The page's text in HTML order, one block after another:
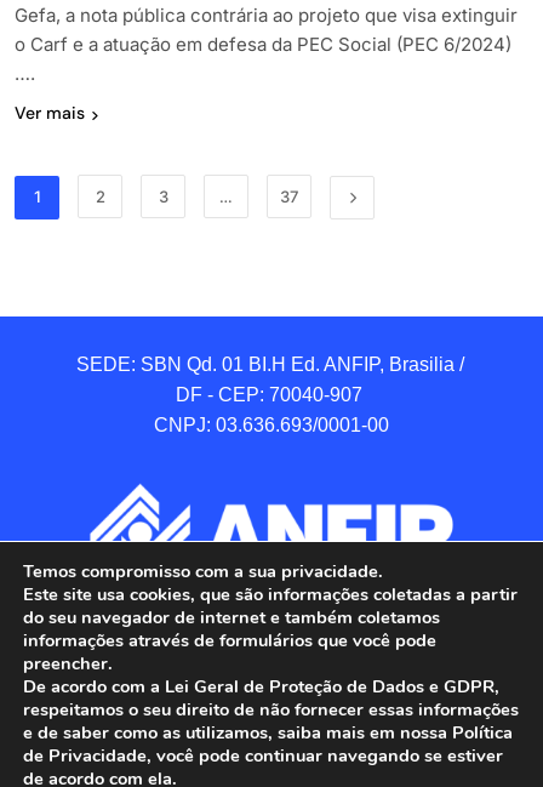
Gefa, a nota pública contrária ao projeto que visa extinguir
o Carf e a atuação em defesa da PEC Social (PEC 6/2024)
….
Ver mais
1 2 3 … 37
SEDE: SBN Qd. 01 BI.H Ed. ANFIP, Brasilia /
DF - CEP: 70040-907
CNPJ: 03.636.693/0001-00
ANFIP - Associação Nacional dos Auditores
Temos compromisso com a sua privacidade.
Este site usa cookies, que são informações coletadas a partir
do seu navegador de internet e também coletamos
informações através de formulários que você pode
preencher.
De acordo com a Lei Geral de Proteção de Dados e GDPR,
respeitamos o seu direito de não fornecer essas informações
e de saber como as utilizamos, saiba mais em nossa Política
de Privacidade, você pode continuar navegando se estiver
de acordo com ela.